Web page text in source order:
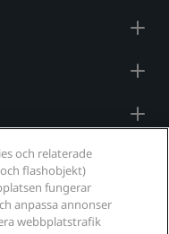
och relaterade
flashobjekt)
fungerar
anpassa annonser
webbplatstrafik